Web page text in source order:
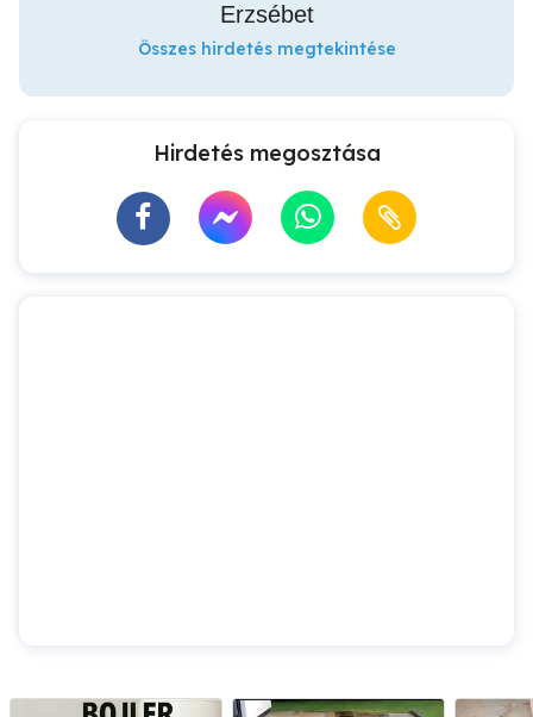
Erzsébet
Összes hirdetés megtekintése
Hirdetés megosztása